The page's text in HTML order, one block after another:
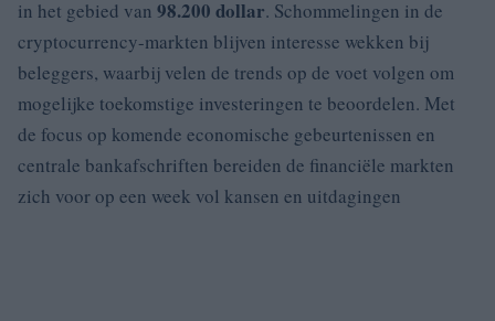
in het gebied van 98.200 dollar. Schommelingen in de
cryptocurrency-markten blijven interesse wekken bij
beleggers, waarbij velen de trends op de voet volgen om
mogelijke toekomstige investeringen te beoordelen. Met
de focus op komende economische gebeurtenissen en
centrale bankafschriften bereiden de financiële markten
zich voor op een week vol kansen en uitdagingen